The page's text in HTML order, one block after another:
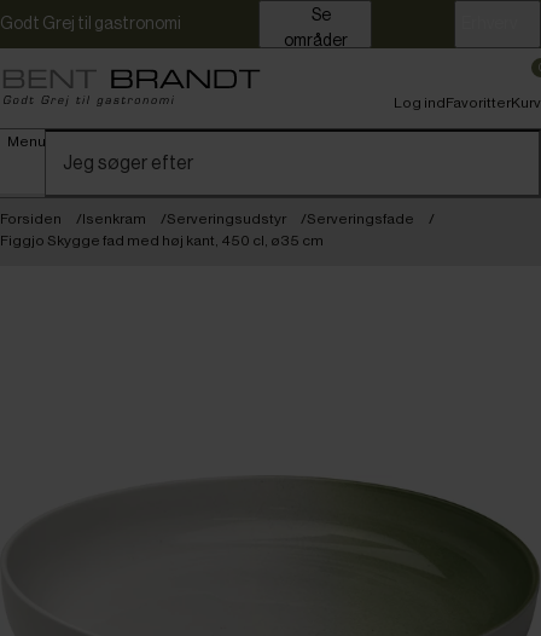
Godt Grej til gastronomi
områder
Menu
Log indFavoritterKurv
Forsiden Isenkram Serveringsudstyr
Serveringsfade
Figgjo Skygge fad med høj kant, 450 cl, ø35 cm